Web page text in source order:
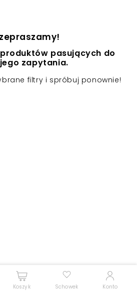
Koszyk Schowek Konto
pasujących do
zapytania.
filtry i spróbuj ponownie!